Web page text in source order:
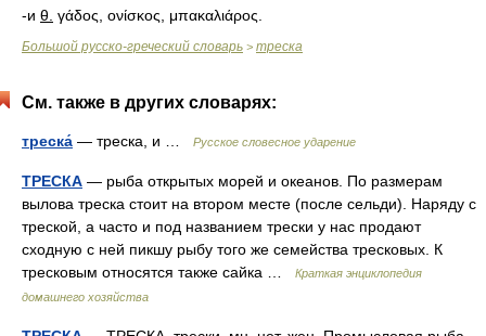
-и θ. γάδος, ονίσκος, μπακαλιάρος.
Большой русско-греческий словарь > треска
См. также в других словарях:
треска́ — треска, и … Русское словесное ударение
ТРЕСКА — рыба открытых морей и океанов. По размерам
вылова треска стоит на втором месте (после сельди). Наряду с
треской, а часто и под названием трески у нас продают
сходную с ней пикшу рыбу того же семейства тресковых. К
тресковым относятся также сайка …
Краткая энциклопедия
домашнего хозяйства